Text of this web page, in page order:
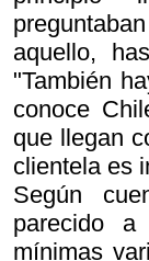
aquello,
"También
conoce
que llegan
clientela es
Según
parecido
mínimas